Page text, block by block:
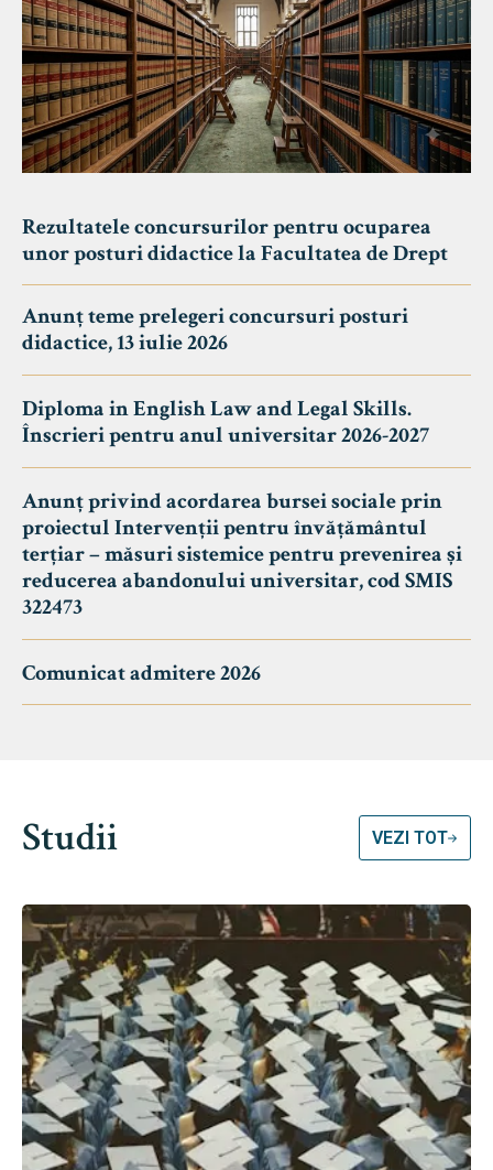
Rezultatele concursurilor pentru ocuparea
unor posturi didactice la Facultatea de Drept
Anunț teme prelegeri concursuri posturi
didactice, 13 iulie 2026
Diploma in English Law and Legal Skills.
Înscrieri pentru anul universitar 2026-2027
Anunț privind acordarea bursei sociale prin
proiectul Intervenții pentru învățământul
terțiar – măsuri sistemice pentru prevenirea și
reducerea abandonului universitar, cod SMIS
322473
Comunicat admitere 2026
Studii VEZI TOT